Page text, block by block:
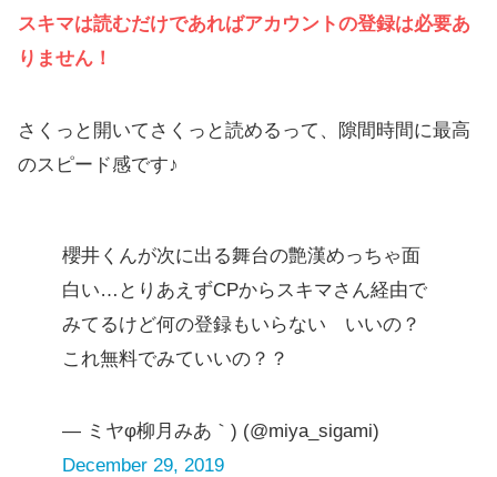
スキマは読むだけであればアカウントの登録は必要あ
りません！
さくっと開いてさくっと読めるって、隙間時間に最高
のスピード感です♪
櫻井くんが次に出る舞台の艶漢めっちゃ面
白い…とりあえずCPからスキマさん経由で
みてるけど何の登録もいらない いいの？
これ無料でみていいの？？
— ミヤφ柳月みあ｀) (@miya_sigami)
December 29, 2019